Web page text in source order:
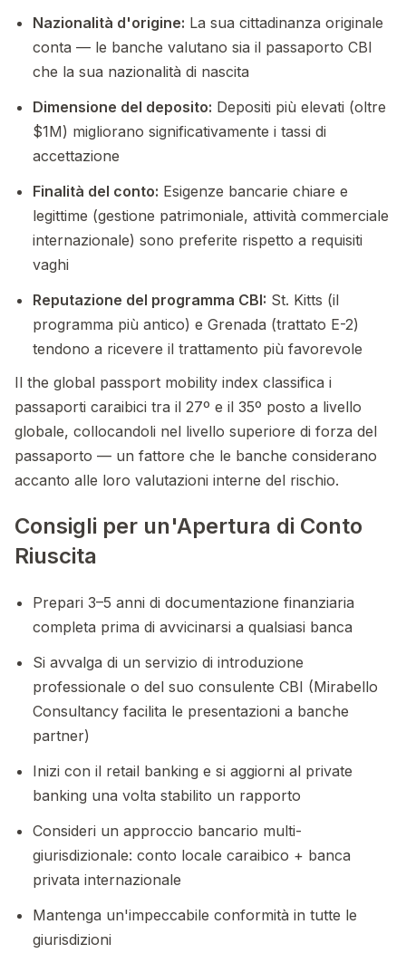
Nazionalità d'origine: La sua cittadinanza originale
conta — le banche valutano sia il passaporto CBI
che la sua nazionalità di nascita
Dimensione del deposito: Depositi più elevati (oltre
$1M) migliorano significativamente i tassi di
accettazione
Finalità del conto: Esigenze bancarie chiare e
legittime (gestione patrimoniale, attività commerciale
internazionale) sono preferite rispetto a requisiti
vaghi
Reputazione del programma CBI: St. Kitts (il
programma più antico) e Grenada (trattato E-2)
tendono a ricevere il trattamento più favorevole
Il the global passport mobility index classifica i
passaporti caraibici tra il 27º e il 35º posto a livello
globale, collocandoli nel livello superiore di forza del
passaporto — un fattore che le banche considerano
accanto alle loro valutazioni interne del rischio.
Consigli per un'Apertura di Conto
Riuscita
Prepari 3–5 anni di documentazione finanziaria
completa prima di avvicinarsi a qualsiasi banca
Si avvalga di un servizio di introduzione
professionale o del suo consulente CBI (Mirabello
Consultancy facilita le presentazioni a banche
partner)
Inizi con il retail banking e si aggiorni al private
banking una volta stabilito un rapporto
Consideri un approccio bancario multi-
giurisdizionale: conto locale caraibico + banca
privata internazionale
Mantenga un'impeccabile conformità in tutte le
giurisdizioni